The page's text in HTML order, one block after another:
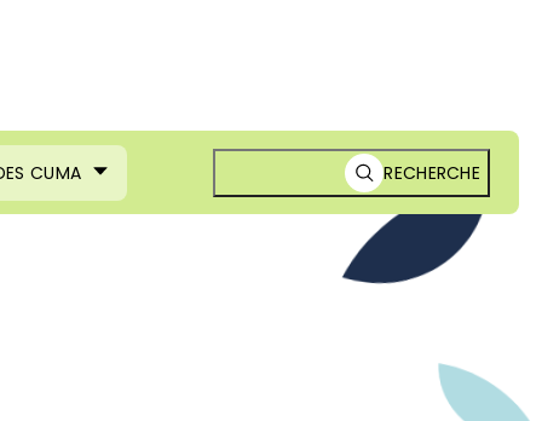
CUMA RECHERCHE